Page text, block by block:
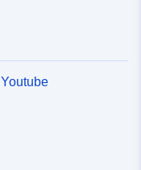
Youtube